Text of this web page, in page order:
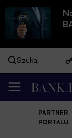
Szukaj
PARTNER
PORTALU